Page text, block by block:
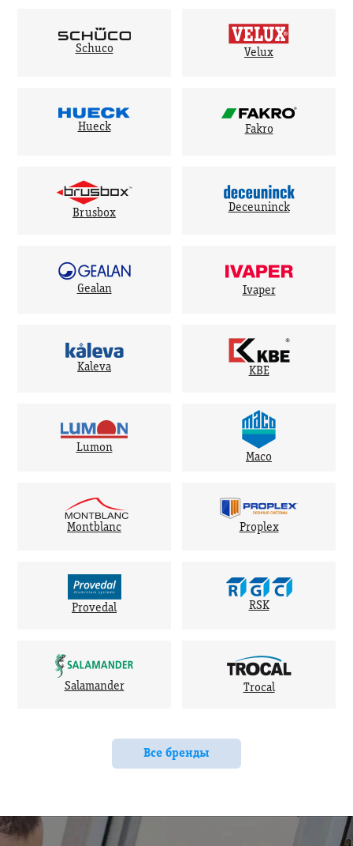
Schuco Velux
Hueck Fakro
Brusbox Deceuninck
Gealan Ivaper
Kaleva KBE
Lumon
Maco
Montblanc Proplex
Provedal RSK
Salamander Trocal
Все бренды